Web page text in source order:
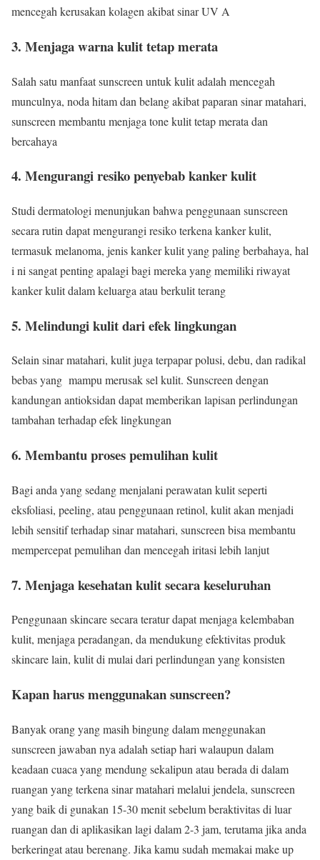
mencegah kerusakan kolagen akibat sinar UV A
3. Menjaga warna kulit tetap merata
Salah satu manfaat sunscreen untuk kulit adalah mencegah
munculnya, noda hitam dan belang akibat paparan sinar matahari,
sunscreen membantu menjaga tone kulit tetap merata dan
bercahaya
4. Mengurangi resiko penyebab kankerkulit
Studi dermatologi menunjukan bahwa penggunaan sunscreen
secara rutin dapat mengurangi resiko terkena kanker kulit,
termasuk melanoma, jenis kanker kulit yang paling berbahaya, hal
i ni sangat penting apalagi bagi mereka yang memiliki riwayat
kanker kulit dalam keluarga atau berkulit terang
5. Melindungi kulit dari efek lingkungan
Selain sinar matahari, kulit juga terpapar polusi, debu, dan radikal
bebas yang mampu merusak sel kulit. Sunscreen dengan
kandungan antioksidan dapat memberikan lapisan perlindungan
tambahan terhadap efek lingkungan
6. Membantu proses pemulihan kulit
Bagi anda yang sedang menjalani perawatan kulit seperti
eksfoliasi, peeling, atau penggunaan retinol, kulit akan menjadi
lebih sensitif terhadap sinar matahari, sunscreen bisa membantu
mempercepat pemulihan dan mencegah iritasi lebih lanjut
7. Menjaga kesehatan kulit secara keseluruhan
Penggunaan skincare secara teratur dapat menjaga kelembaban
kulit, menjaga peradangan, da mendukung efektivitas produk
skincare lain, kulit di mulai dari perlindungan yang konsisten
Kapan harus menggunakan sunscreen?
Banyak orang yang masih bingung dalam menggunakan
sunscreen jawaban nya adalah setiap hari walaupun dalam
keadaan cuaca yang mendung sekalipun atau berada di dalam
ruangan yang terkena sinar matahari melalui jendela, sunscreen
yang baik di gunakan 15-30 menit sebelum beraktivitas di luar
ruangan dan di aplikasikan lagi dalam 2-3 jam, terutama jika anda
berkeringat atau berenang. Jika kamu sudah memakai make up